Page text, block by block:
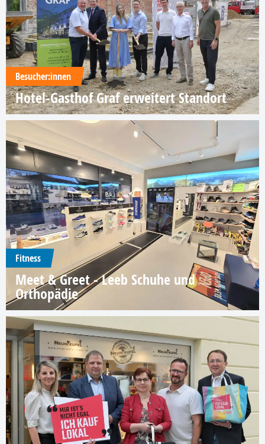
Besucher:innen
Hotel-Gasthof Graf erweitert Standort
Fitness
Meet & Greet - Leeb Schuhe und
Orthopädie